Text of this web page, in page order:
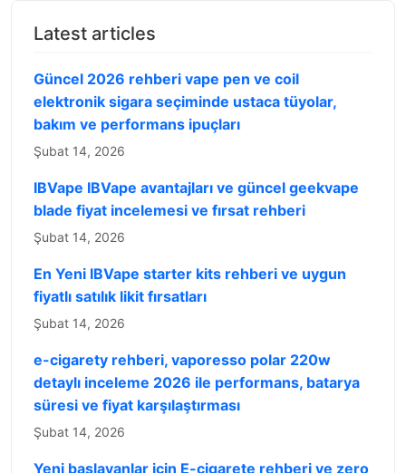
Latest articles
Güncel 2026 rehberi vape pen ve coil
elektronik sigara seçiminde ustaca tüyolar,
bakım ve performans ipuçları
Şubat 14, 2026
IBVape IBVape avantajları ve güncel geekvape
blade fiyat incelemesi ve fırsat rehberi
Şubat 14, 2026
En Yeni IBVape starter kits rehberi ve uygun
fiyatlı satılık likit fırsatları
Şubat 14, 2026
e-cigarety rehberi, vaporesso polar 220w
detaylı inceleme 2026 ile performans, batarya
süresi ve fiyat karşılaştırması
Şubat 14, 2026
Yeni başlayanlar için E-cigarete rehberi ve zero